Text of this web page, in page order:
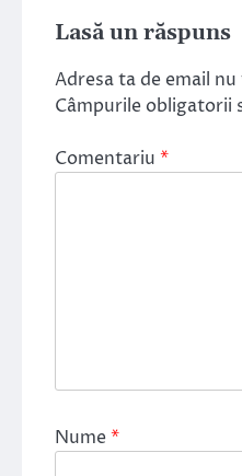
Lasă un răspuns
Adresa ta de email
Câmpurile obligatorii
Comentariu *
Nume*